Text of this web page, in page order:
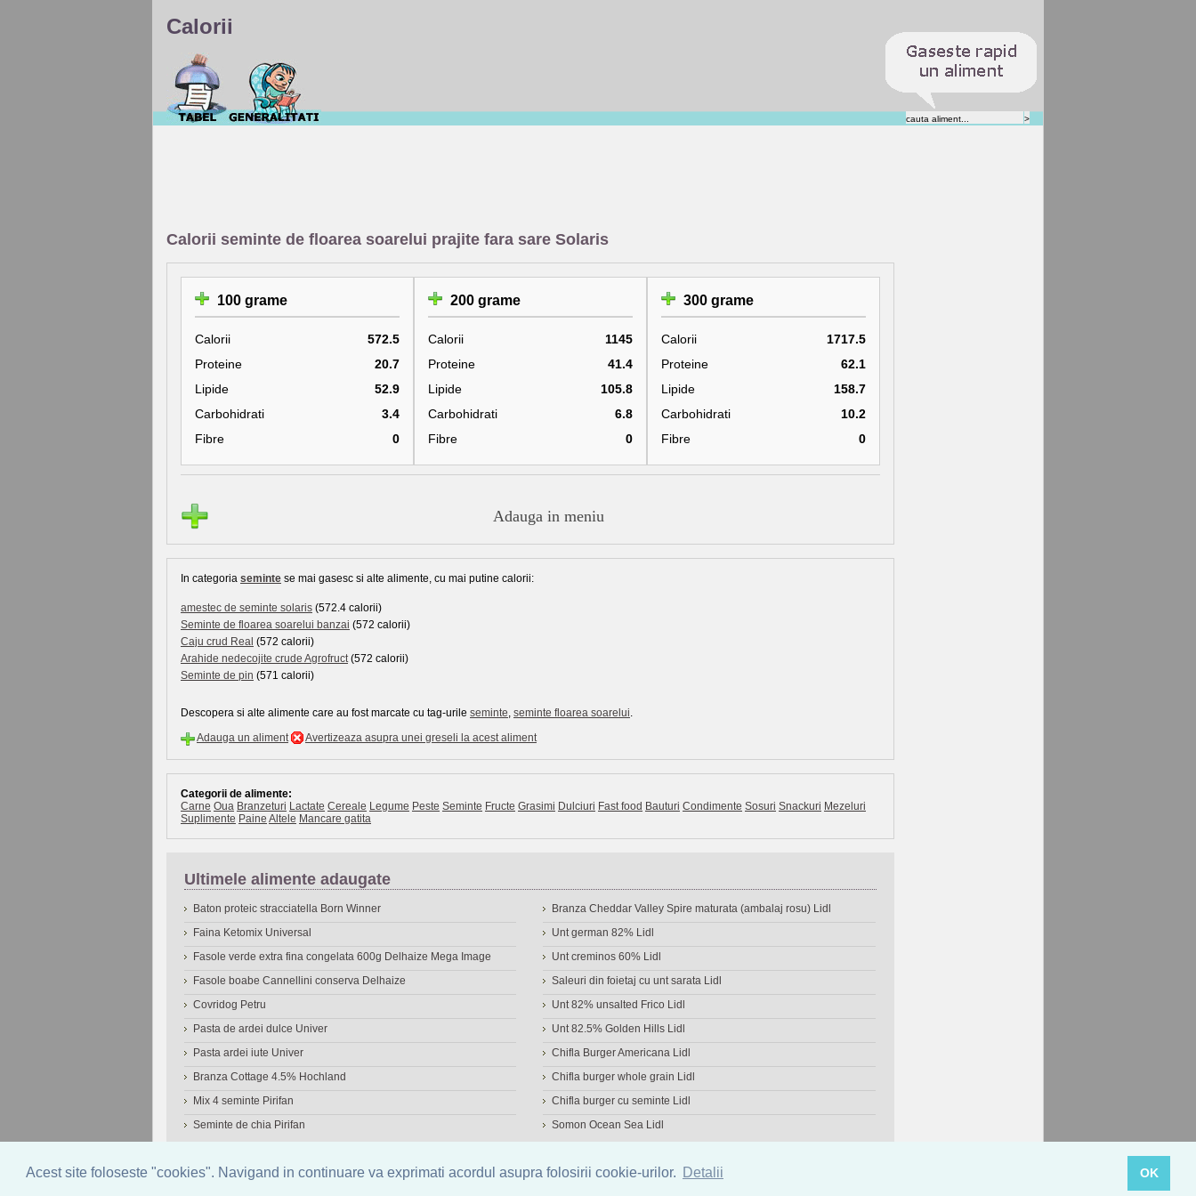
Acest site foloseste "cookies". Navigand in continuare va exprimati acordul asupra folosirii cookie-urilor. Detalii OK
Calorii
Calorii seminte de floarea soarelui prajite fara sare Solaris
100 grame
Calorii
572.5
Proteine
20.7
Lipide
52.9
Carbohidrati
3.4
Fibre
0
200 grame
Calorii
1145
Proteine
41.4
Lipide
105.8
Carbohidrati
6.8
Fibre
0
300 grame
Calorii
1717.5
Proteine
62.1
Lipide
158.7
Carbohidrati
10.2
Fibre
0
Adauga in meniu
In categoria seminte se mai gasesc si alte alimente, cu mai putine calorii:
amestec de seminte solaris (572.4 calorii)
Seminte de floarea soarelui banzai (572 calorii)
Caju crud Real (572 calorii)
Arahide nedecojite crude Agrofruct(572 calorii)
Seminte de pin (571 calorii)
Descopera si alte alimente care au fost marcate cu tag-urile seminte, seminte floarea soarelui.
Adauga un aliment
Avertizeaza asupra unei greseli la acest aliment
Categorii de alimente:
Carne Oua Branzeturi Lactate Cereale Legume Peste Seminte Fructe Grasimi Dulciuri Fast food Bauturi Condimente Sosuri Snackuri Mezeluri
Suplimente Paine Altele Mancare gatita
Ultimele alimente adaugate
Baton proteic stracciatella Born Winner
Faina Ketomix Universal
Fasole verde extra fina congelata 600g Delhaize Mega Image
Fasole boabe Cannellini conserva Delhaize
Covridog Petru
Pasta de ardei dulce Univer
Pasta ardei iute Univer
Branza Cottage 4.5% Hochland
Mix 4 seminte Pirifan
Seminte de chia Pirifan
Branza Cheddar Valley Spire maturata (ambalaj rosu) Lidl
Unt german 82% Lidl
Unt creminos 60% Lidl
Saleuri din foietaj cu unt sarata Lidl
Unt 82% unsalted Frico Lidl
Unt 82.5% Golden Hills Lidl
Chifla Burger Americana Lidl
Chifla burger whole grain Lidl
Chifla burger cu seminte Lidl
Somon Ocean Sea Lidl
© 2006-2026 OneDen.com|Cautare avansata de alimente | Calculator calorii| Calorii consumate|IMC